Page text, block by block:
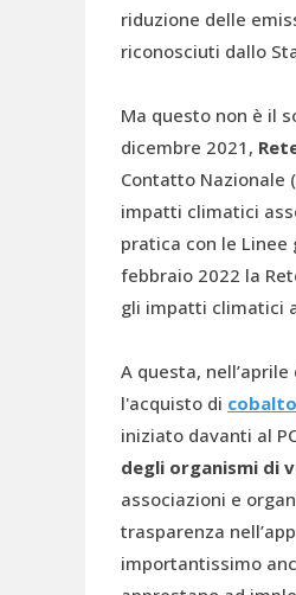
riduzione delle
riconosciuti dallo
Ma questo non è il
dicembre 2021,
Contatto Nazionale
impatti climatici
pratica con le Linee
febbraio 2022 la
gli impatti climatici
A questa,
l'acquisto di cobalto
iniziato davanti al
degli organismi di
associazioni e
trasparenza
importantissimo